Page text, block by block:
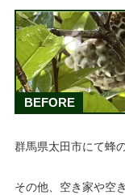
BEFORE
群馬県太田市にて蜂
その他、空き家や空